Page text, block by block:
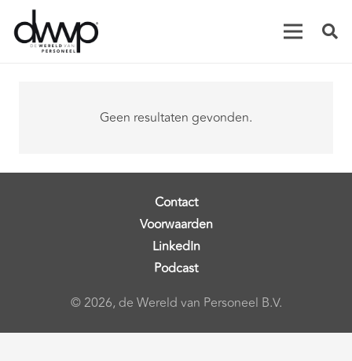
Geen resultaten gevonden.
Contact
Voorwaarden
LinkedIn
Podcast
© 2026, de Wereld van Personeel B.V.